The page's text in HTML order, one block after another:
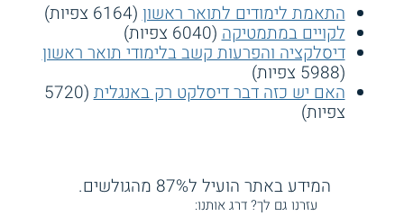
התאמת לימודים לתואר ראשון(6164 צפיות)
לקויים במתמטיקה(6040 צפיות)
דיסלקציה והפרעות קשב בלימודי תואר ראשון
(5988 צפיות)
האם יש כזה דבר דיסלקט רק באנגלית (5720
צפיות)
המידע באתר הועיל ל87% מהגולשים.
עזרנו גם לך? דרג אותנו: